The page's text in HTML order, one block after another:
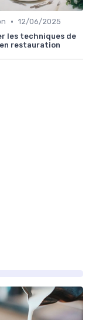
• 12/06/2025
les techniques de
restauration